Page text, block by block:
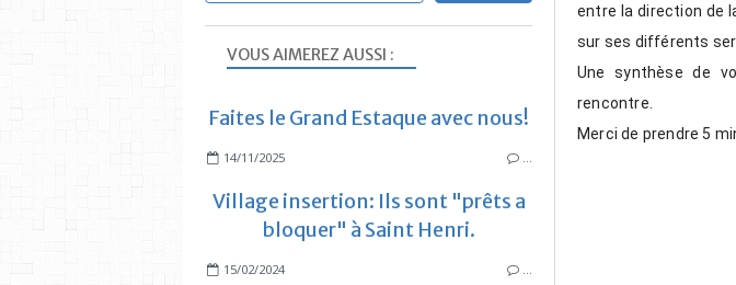
entre la direction de
sur ses différents
Une synthèse de
rencontre.
Merci de prendre 5
VOUS AIMEREZ AUSSI :
Faites le Grand Estaque avec nous!
14/11/2025
Village insertion: Ils sont "prêts a
bloquer" à Saint Henri.
15/02/2024